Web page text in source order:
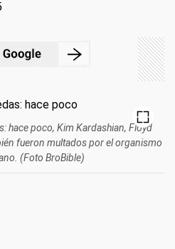
hace poco, Kim Kardashian, Floyd
fueron multados por el organismo
(Foto BroBible)